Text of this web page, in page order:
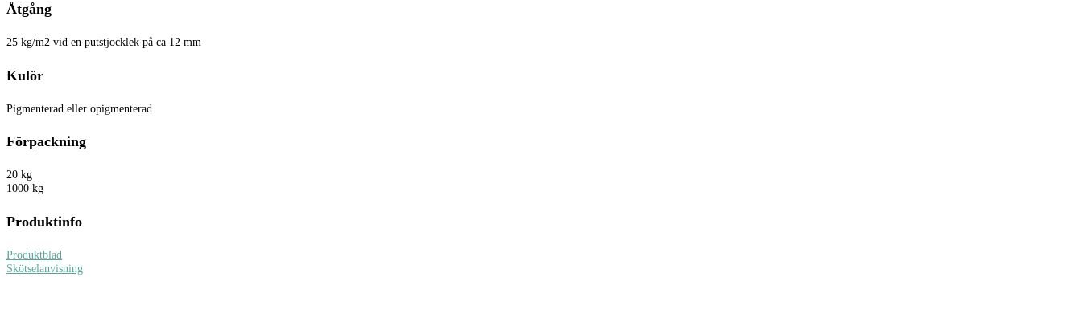
Åtgång
25 kg/m2 vid en putstjocklek på ca 12 mm
Kulör
Pigmenterad eller opigmenterad
Förpackning
20 kg
1000 kg
Produktinfo
Produktblad
Skötselanvisning